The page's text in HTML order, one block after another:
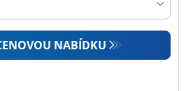
NABÍDKU